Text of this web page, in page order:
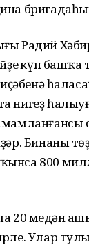
Радий
күп башҡа
нигеҙ
Бинаны
800
20 меңдән
Улар